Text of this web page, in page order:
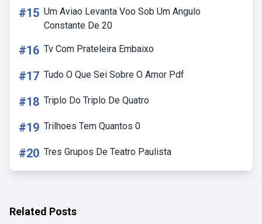
#15 Um Aviao Levanta Voo Sob Um Angulo
Constante De 20
#16 Tv Com Prateleira Embaixo
#17 Tudo O Que Sei Sobre O Amor Pdf
#18 Triplo Do Triplo De Quatro
#19 Trilhoes Tem Quantos 0
#20 Tres Grupos De Teatro Paulista
Related Posts